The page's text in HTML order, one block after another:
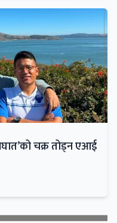
चक्र तोड्न एआई